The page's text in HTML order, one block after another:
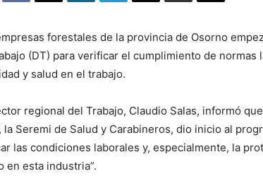
forestales de la provincia de Osorno
(DT) para verificar el cumplimiento de normas
y salud en el trabajo.
regional del Trabajo, Claudio Salas, informó
la Seremi de Salud y Carabineros, dio inicio al
las condiciones laborales y, especialmente, la
en esta industria”.